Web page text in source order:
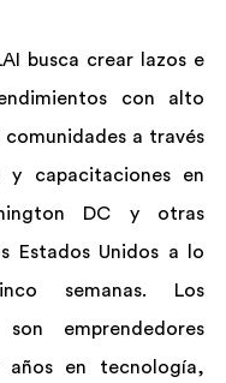
busca crear lazos e
con alto
a través
y capacitaciones en
DC y otras
Estados Unidos a lo
semanas. Los
son emprendedores
años en tecnología,